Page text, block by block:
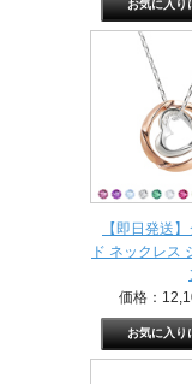
【即日発送
ド ネックレス
価格：